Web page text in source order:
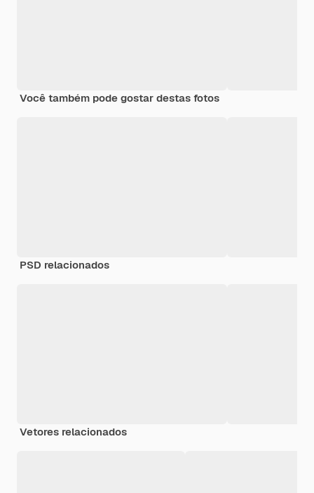
Você também pode gostar destas fotos
PSD relacionados
Vetores relacionados